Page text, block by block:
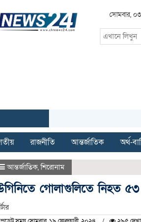
সোমবার,
রাজনীতি আন্তর্জাতিক অর্থ-
আন্তর্জাতিক,শিরোনাম
গোলাগুলিতে নিহত ৫৩